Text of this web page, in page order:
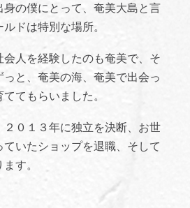
身の僕にとって、奄美大島と言
ルドは特別な場所。
会人を経験したのも奄美で、そ
っと、奄美の海、奄美で出会っ
てもらいました。
２０１３年に独立を決断、お世
ていたショップを退職、そして
す。